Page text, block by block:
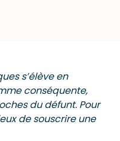
s’élève en
conséquente,
du défunt. Pour
de souscrire une